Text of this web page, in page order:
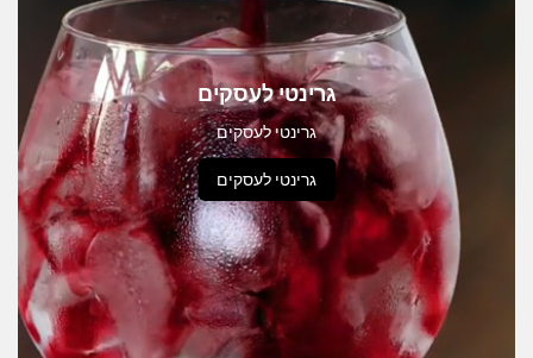
גרינטי לעסקים
גרינטי לעסקים
גרינטי לעסקים